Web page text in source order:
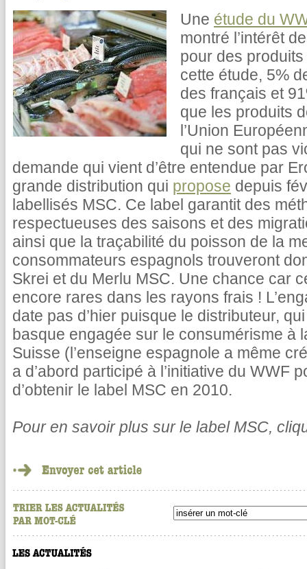
Une étude du
montré l’intérêt
pour des
cette étude, 5%
des français et
que les produits
l’Union
qui ne sont pas
demande qui vient d’être entendue par
grande distribution qui propose depuis
labellisés MSC. Ce label garantit des
respectueuses des saisons et des
ainsi que la traçabilité du poisson de la
consommateurs espagnols trouveront
Skrei et du Merlu MSC. Une chance car
encore rares dans les rayons frais !
date pas d’hier puisque le distributeur,
basque engagée sur le consumérisme à
Suisse (l’enseigne espagnole a même
a d’abord participé à l’initiative du WWF
d’obtenir le label MSC en 2010.
Pour en savoir plus sur le label MSC,